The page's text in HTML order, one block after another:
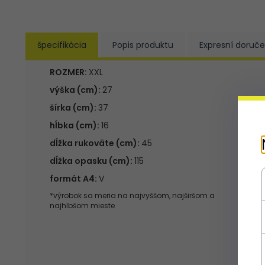
špecifikácia Popis produktu Expresní
ROZMER: XXL
výška (cm): 27
šírka (cm): 37
hĺbka (cm): 16
dĺžka rukoväte (cm): 45
dĺžka opasku (cm): 115
formát A4: V
*výrobok sa meria na najvyššom, najširšom a
najhlbšom mieste